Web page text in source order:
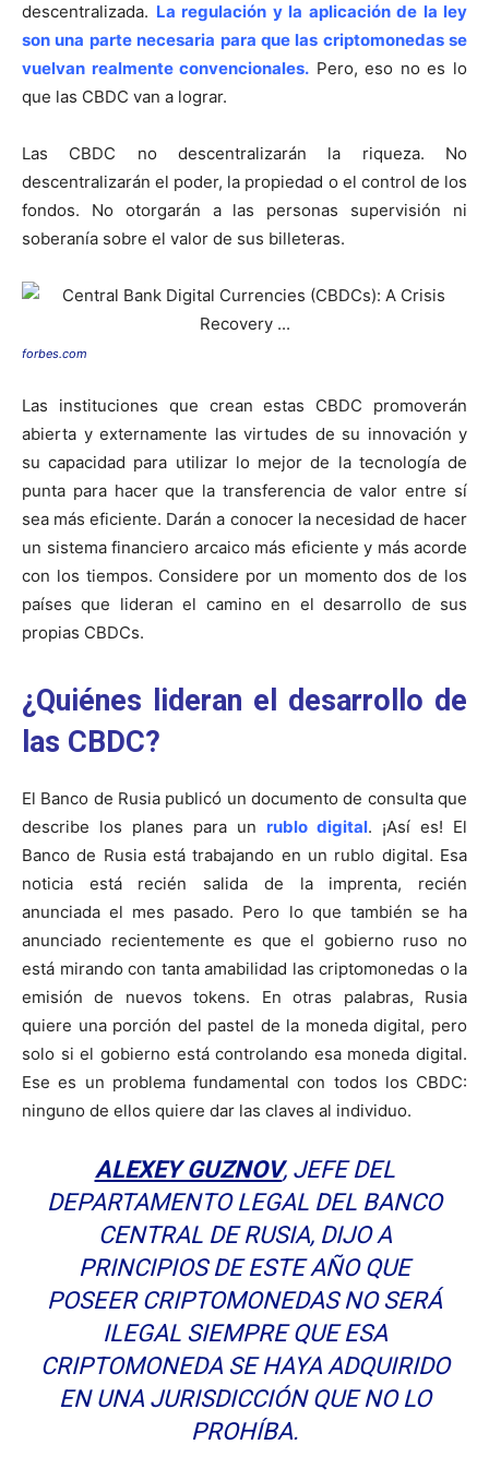
descentralizada. La regulación y la aplicación de la ley
son una parte necesaria para que las criptomonedas se
vuelvan realmente convencionales. Pero, eso no es lo
que las CBDC van a lograr.
Las CBDC no descentralizarán la riqueza. No
descentralizarán el poder, la propiedad o el control de los
fondos. No otorgarán a las personas supervisión ni
soberanía sobre el valor de sus billeteras.
forbes.com
Las instituciones que crean estas CBDC promoverán
abierta y externamente las virtudes de su innovación y
su capacidad para utilizar lo mejor de la tecnología de
punta para hacer que la transferencia de valor entre sí
sea más eficiente. Darán a conocer la necesidad de hacer
un sistema financiero arcaico más eficiente y más acorde
con los tiempos. Considere por un momento dos de los
países que lideran el camino en el desarrollo de sus
propias CBDCs.
¿Quiénes lideran el desarrollo de
las CBDC?
El Banco de Rusia publicó un documento de consulta que
describe los planes para un rublo digital. ¡Así es! El
Banco de Rusia está trabajando en un rublo digital. Esa
noticia está recién salida de la imprenta, recién
anunciada el mes pasado. Pero lo que también se ha
anunciado recientemente es que el gobierno ruso no
está mirando con tanta amabilidad las criptomonedas o la
emisión de nuevos tokens. En otras palabras, Rusia
quiere una porción del pastel de la moneda digital, pero
solo si el gobierno está controlando esa moneda digital.
Ese es un problema fundamental con todos los CBDC:
ninguno de ellos quiere dar las claves al individuo.
ALEXEY GUZNOV, JEFE DEL
DEPARTAMENTO LEGAL DEL BANCO
CENTRAL DE RUSIA, DIJO A
PRINCIPIOS DE ESTE AÑO QUE
POSEER CRIPTOMONEDAS NO SERÁ
ILEGAL SIEMPRE QUE ESA
CRIPTOMONEDA SE HAYA ADQUIRIDO
EN UNA JURISDICCIÓN QUE NO LO
PROHÍBA.